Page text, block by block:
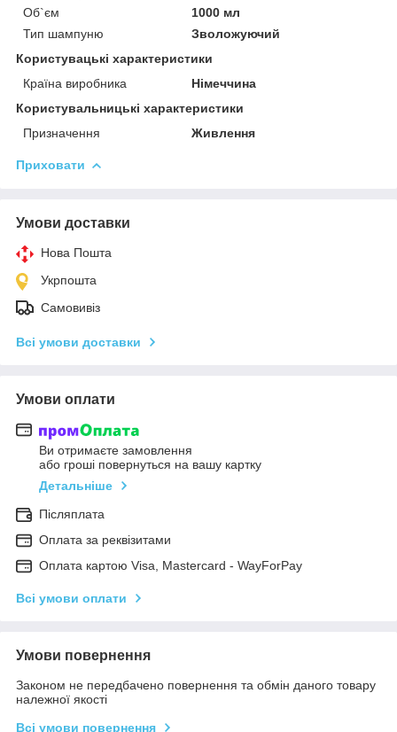
Об`єм
1000 мл
Тип шампуню
Зволожуючий
Користувацькi характеристики
Країна виробника
Німеччина
Користувальницькі характеристики
Призначення
Живлення
Приховати
Умови доставки
Нова Пошта
Укрпошта
Самовивіз
Всі умови доставки
Умови оплати
Ви отримаєте замовлення
або гроші повернуться на вашу картку
Детальніше
Післяплата
Оплата за реквізитами
Оплата картою Visa, Mastercard - WayForPay
Всі умови оплати
Умови повернення
Законом не передбачено повернення та обмін даного товару
належної якості
Всі умови повернення